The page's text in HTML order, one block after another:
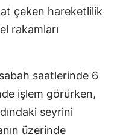
çeken hareketlilik
rakamları
sabah saatlerinde 6
işlem görürken,
seyrini
üzerinde